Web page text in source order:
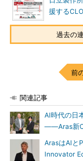
援する
過去の
前
関連記事
AI時代の日
――Aras新
ArasはAIと
Innovator